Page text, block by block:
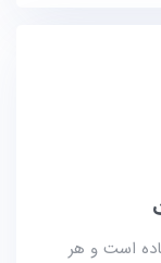
است و هر